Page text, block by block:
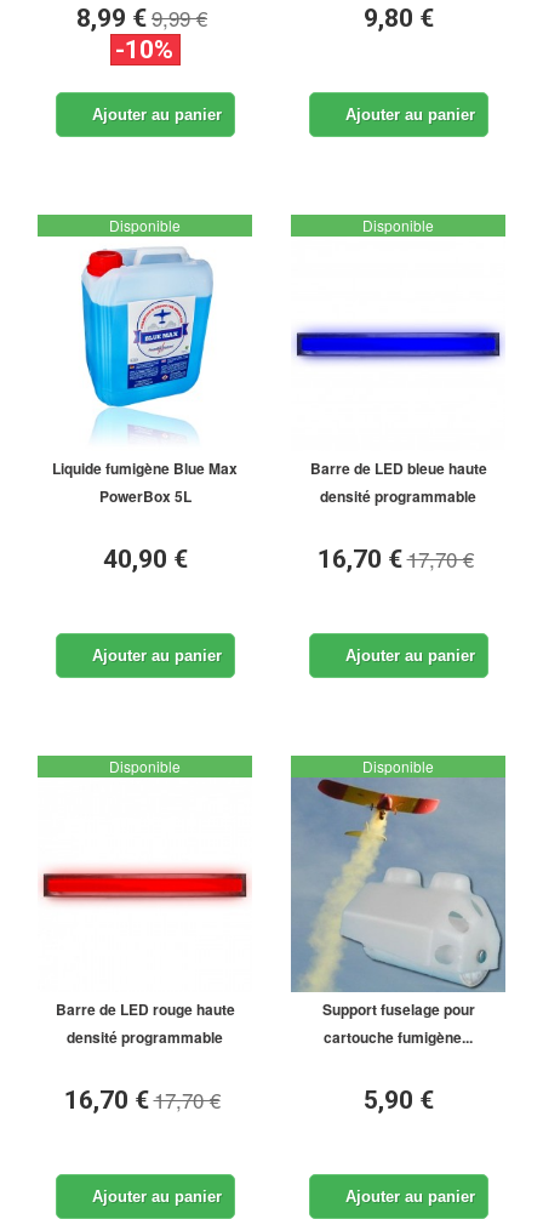
8,99 €9,99 €
-10%
Ajouter au panier
9,80 €
Ajouter au panier
Disponible
Liquide fumigène Blue Max
PowerBox 5L
40,90 €
Ajouter au panier
Disponible
Barre de LED bleue haute
densité programmable
16,70 €17,70 €
Ajouter au panier
Disponible
Barre de LED rouge haute
densité programmable
16,70 €17,70 €
Ajouter au panier
Disponible
Support fuselage pour
cartouche fumigène...
5,90 €
Ajouter au panier